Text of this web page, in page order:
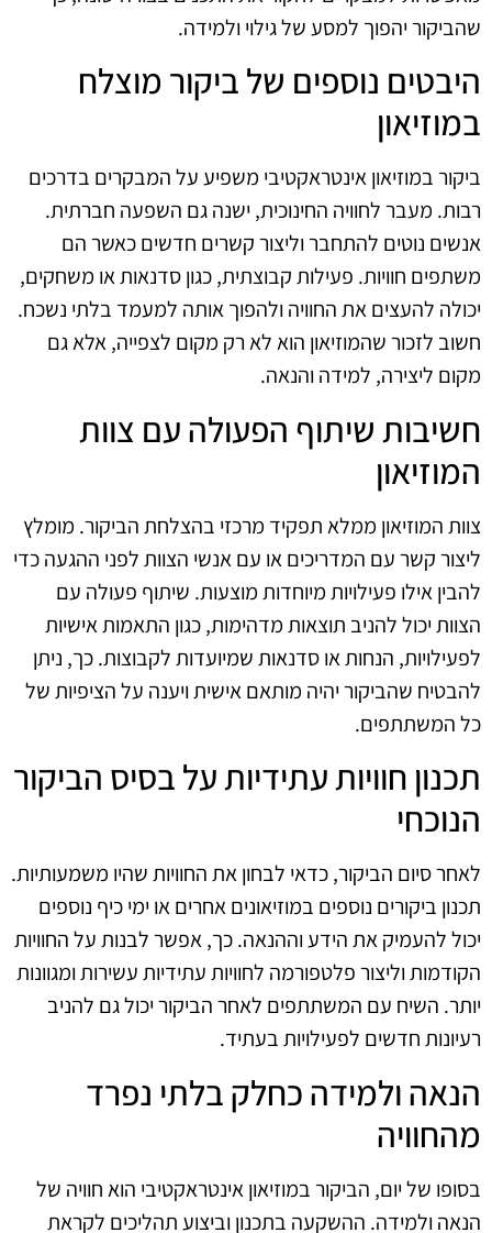
שהביקור יהפוך למסע של גילוי ולמידה.
היבטים נוספים של ביקור מוצלח
במוזיאון
ביקור במוזיאון אינטראקטיבי משפיע על המבקרים בדרכים
רבות. מעבר לחוויה החינוכית, ישנה גם השפעה חברתית.
אנשים נוטים להתחבר וליצור קשרים חדשים כאשר הם
משתפים חוויות. פעילות קבוצתית, כגון סדנאות או משחקים,
יכולה להעצים את החוויה ולהפוך אותה למעמד בלתי נשכח.
חשוב לזכור שהמוזיאון הוא לא רק מקום לצפייה, אלא גם
מקום ליצירה, למידה והנאה.
חשיבות שיתוף הפעולה עם צוות
המוזיאון
צוות המוזיאון ממלא תפקיד מרכזי בהצלחת הביקור. מומלץ
ליצור קשר עם המדריכים או עם אנשי הצוות לפני ההגעה כדי
להבין אילו פעילויות מיוחדות מוצעות. שיתוף פעולה עם
הצוות יכול להניב תוצאות מדהימות, כגון התאמות אישיות
לפעילויות, הנחות או סדנאות שמיועדות לקבוצות. כך, ניתן
להבטיח שהביקור יהיה מותאם אישית ויענה על הציפיות של
כל המשתתפים.
תכנון חוויות עתידיות על בסיס הביקור
הנוכחי
לאחר סיום הביקור, כדאי לבחון את החוויות שהיו משמעותיות.
תכנון ביקורים נוספים במוזיאונים אחרים או ימי כיף נוספים
יכול להעמיק את הידע וההנאה. כך, אפשר לבנות על החוויות
הקודמות וליצור פלטפורמה לחוויות עתידיות עשירות ומגוונות
יותר. השיח עם המשתתפים לאחר הביקור יכול גם להניב
רעיונות חדשים לפעילויות בעתיד.
הנאה ולמידה כחלק בלתי נפרד
מהחוויה
בסופו של יום, הביקור במוזיאון אינטראקטיבי הוא חוויה של
הנאה ולמידה. ההשקעה בתכנון וביצוע תהליכים לקראת